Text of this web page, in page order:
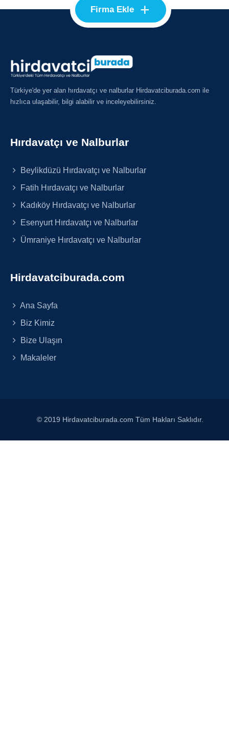
Firma Ekle +
Türkiye'de yer alan hırdavatçı ve nalburlar Hirdavatciburada.com ile
hızlıca ulaşabilir, bilgi alabilir ve inceleyebilirsiniz.
Hırdavatçı ve Nalburlar
Beylikdüzü Hırdavatçı ve Nalburlar
Fatih Hırdavatçı ve Nalburlar
Kadıköy Hırdavatçı ve Nalburlar
Esenyurt Hırdavatçı ve Nalburlar
Ümraniye Hırdavatçı ve Nalburlar
Hirdavatciburada.com
Ana Sayfa
Biz Kimiz
Bize Ulaşın
Makaleler
© 2019 Hirdavatciburada.com Tüm Hakları Saklıdır.